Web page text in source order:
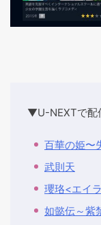
▼U-NEXTで配
百華の姫〜
武則天
瓔珞<エイ
如懿伝～紫